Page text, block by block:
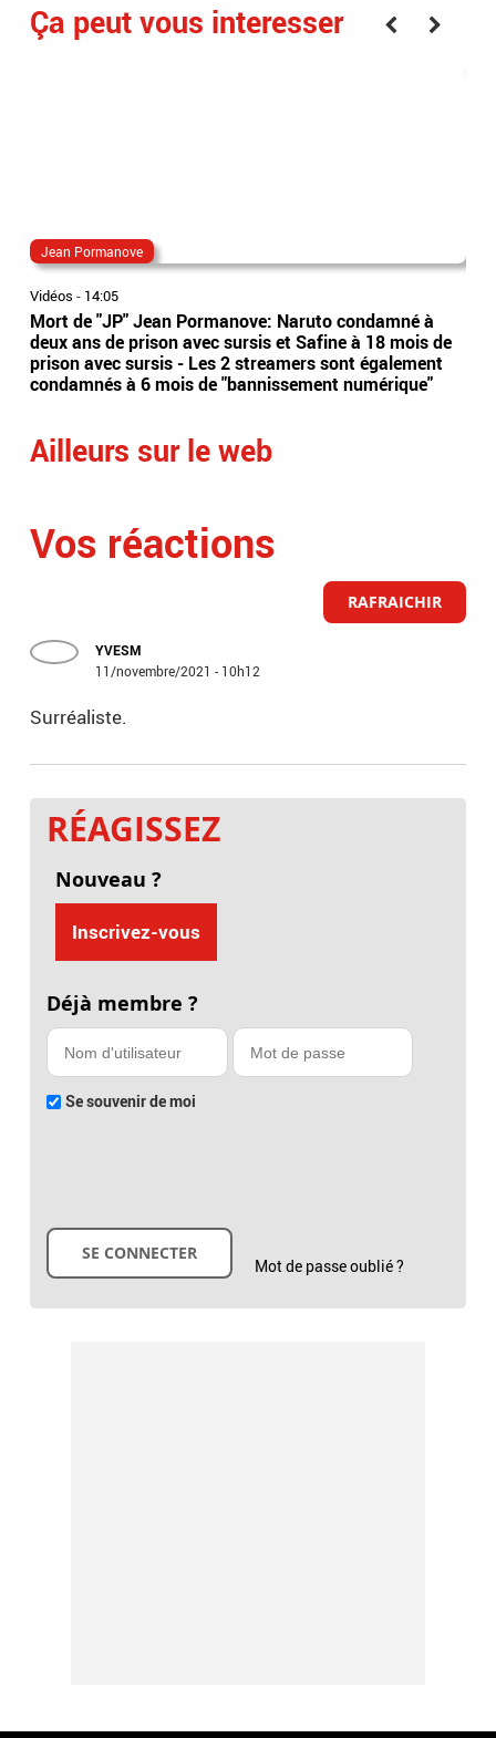
Ça peut vous interesser
Jean Pormanove
Vidéos - 14:05
Mort de "JP" Jean Pormanove: Naruto condamné à
deux ans de prison avec sursis et Safine à 18 mois de
prison avec sursis - Les 2 streamers sont également
condamnés à 6 mois de "bannissement numérique"
Ailleurs sur le web
Vos réactions
RAFRAICHIR
YVESM
11/novembre/2021 - 10h12
Surréaliste.
RÉAGISSEZ
Nouveau ?
Inscrivez-vous
Déjà membre ?
Se souvenir de moi
Mot de passe oublié ?